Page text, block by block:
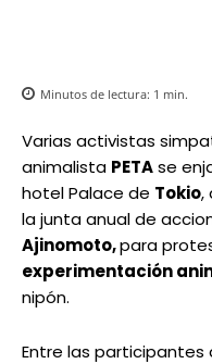
Minutos de lectura: 1 min.
Varias activistas
animalista PETAse
hotel Palace de Tokio,
la junta anual de
Ajinomoto,para
experimentación
nipón.
Entre las